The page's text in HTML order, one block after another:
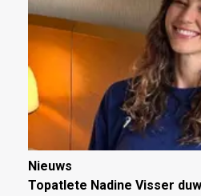
Nieuws
Topatlete Nadine Visser